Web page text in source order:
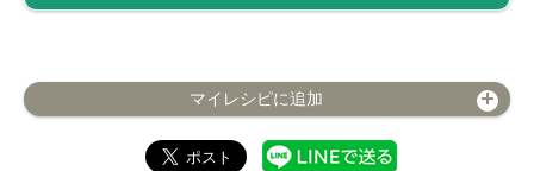
マイレシピに追加